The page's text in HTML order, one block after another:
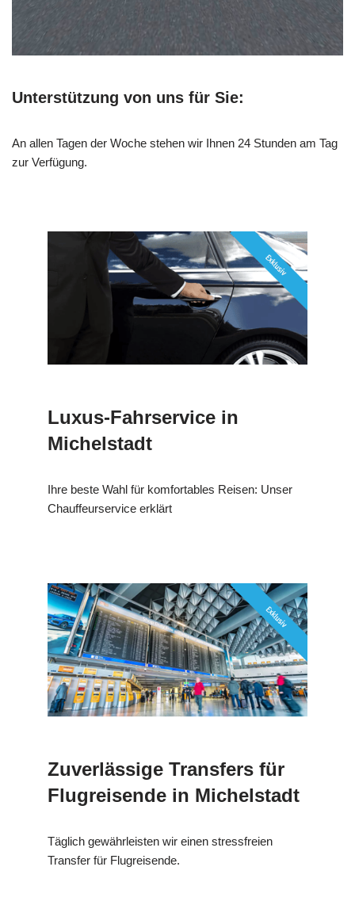
Unterstützung von uns für Sie:
An allen Tagen der Woche stehen wir Ihnen 24 Stunden am Tag
zur Verfügung.
Luxus-Fahrservice in
Michelstadt
Ihre beste Wahl für komfortables Reisen: Unser
Chauffeurservice erklärt
Zuverlässige Transfers für
Flugreisende in Michelstadt
Täglich gewährleisten wir einen stressfreien
Transfer für Flugreisende.